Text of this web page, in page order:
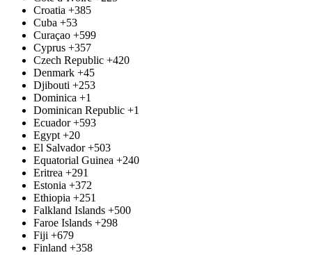
Croatia +385
Cuba +53
Curaçao +599
Cyprus +357
Czech Republic +420
Denmark +45
Djibouti +253
Dominica +1
Dominican Republic +1
Ecuador +593
Egypt +20
El Salvador +503
Equatorial Guinea +240
Eritrea +291
Estonia +372
Ethiopia +251
Falkland Islands +500
Faroe Islands +298
Fiji +679
Finland +358